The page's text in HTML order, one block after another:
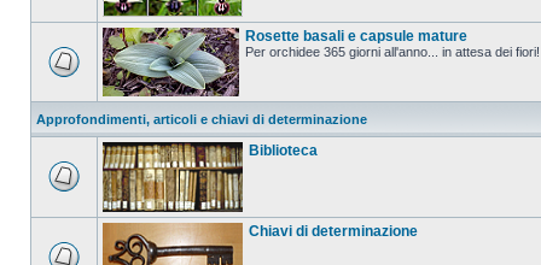
Rosette basali e capsule mature
Per orchidee 365 giorni all'anno... in attesa dei fiori!
Approfondimenti, articoli e chiavi di determinazione
Biblioteca
Chiavi di determinazione